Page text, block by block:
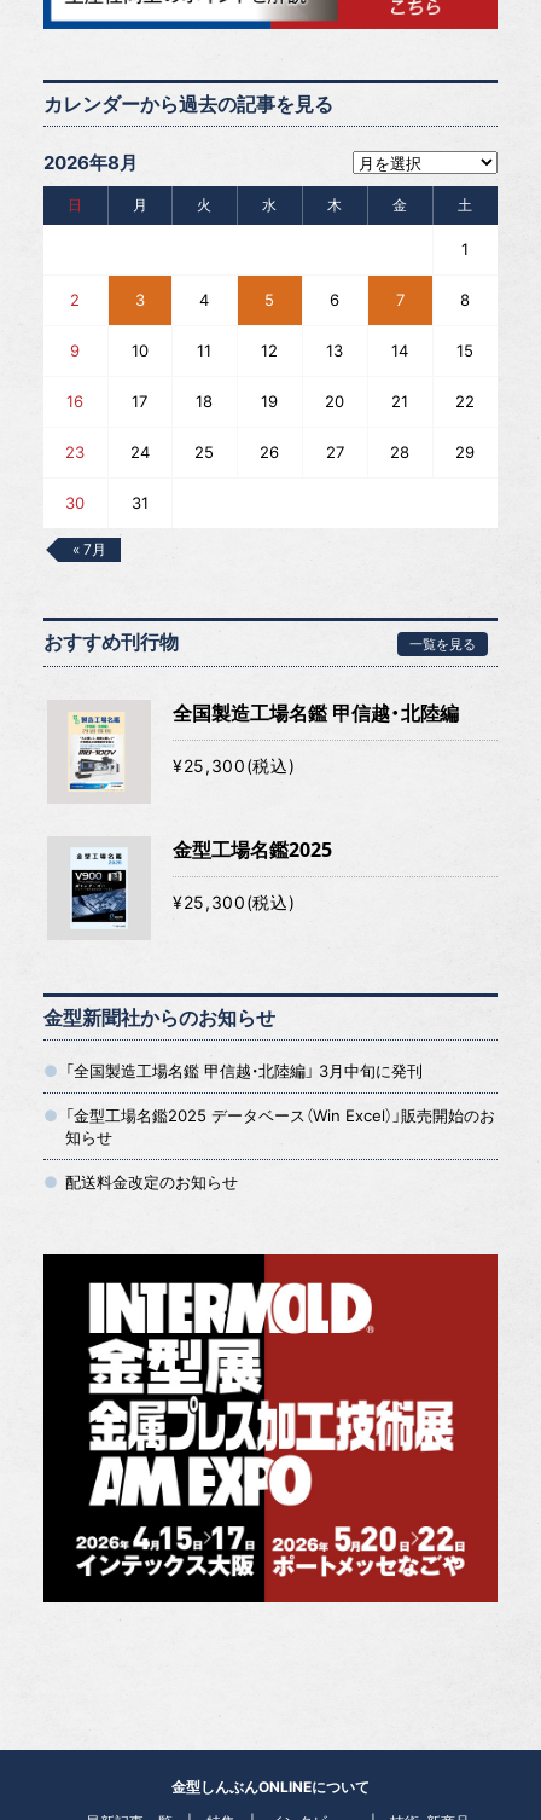
カレンダーから過去の記事を見る
2026年8月
日 月 火 水 木 金 土
1
2 3 4 5 6 7 8
9 10 11 12 13 14 15
16 17 18 19 20 21 22
23 24 25 26 27 28 29
30 31
« 7月
おすすめ刊行物 一覧を見る
全国製造工場名鑑 甲信越・北陸編
¥25,300(税込)
金型工場名鑑2025
¥25,300(税込)
金型新聞社からのお知らせ
「全国製造工場名鑑 甲信越・北陸編」 3月中旬に発刊
「金型工場名鑑2025 データベース（Win Excel）」販売開始のお
知らせ
配送料金改定のお知らせ
金型しんぶんONLINEについて